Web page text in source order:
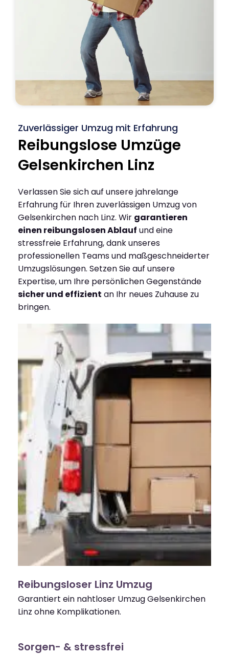
Zuverlässiger Umzug mit Erfahrung
Reibungslose Umzüge
Gelsenkirchen Linz
Verlassen Sie sich auf unsere jahrelange
Erfahrung für Ihren zuverlässigen Umzug von
Gelsenkirchen nach Linz. Wir garantieren
einen reibungslosen Ablauf und eine
stressfreie Erfahrung, dank unseres
professionellen Teams und maßgeschneiderter
Umzugslösungen. Setzen Sie auf unsere
Expertise, um Ihre persönlichen Gegenstände
sicher und effizient an Ihr neues Zuhause zu
bringen.
Reibungsloser Linz Umzug
Garantiert ein nahtloser Umzug Gelsenkirchen
Linz ohne Komplikationen.
Sorgen- & stressfrei